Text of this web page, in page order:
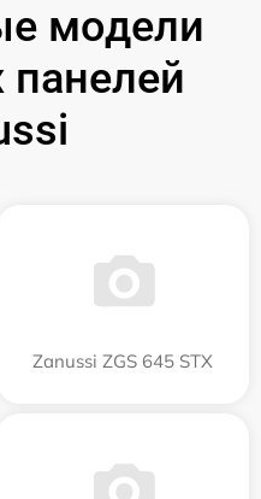
модели
Zanussi ZGS 645 STX